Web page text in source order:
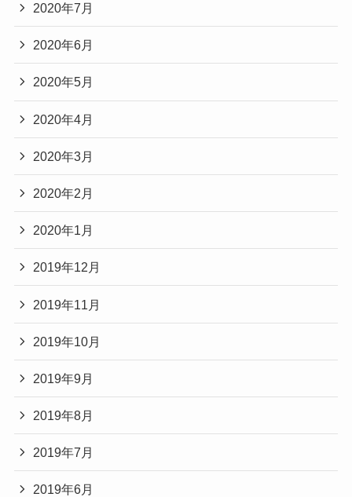
2020年7月
2020年6月
2020年5月
2020年4月
2020年3月
2020年2月
2020年1月
2019年12月
2019年11月
2019年10月
2019年9月
2019年8月
2019年7月
2019年6月